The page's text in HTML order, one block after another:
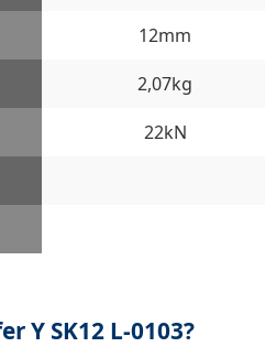
12mm
2,07kg
22kN
Y SK12 L-0103?